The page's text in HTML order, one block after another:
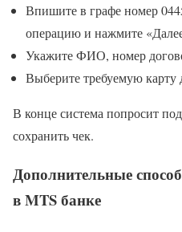
Впишите в графе номер
операцию и нажмите
Укажите ФИО, номер
Выберите требуемую карту
В конце система попросит
сохранить чек.
Дополнительные
в MTS банке